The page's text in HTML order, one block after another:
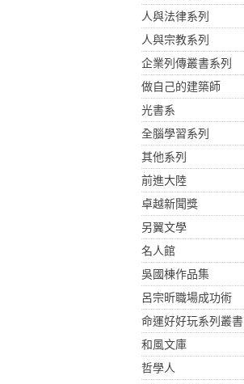
人與法律系列
人與宗教系列
企業列傳叢書系列
做自己的建築師
光書系
全腦學習系列
其他系列
前進大陸
卓越新聞獎
另翼文學
名人館
吳國棟作品集
呂宗昕職場成功術
命運好好玩系列叢書
和風文庫
哲學人